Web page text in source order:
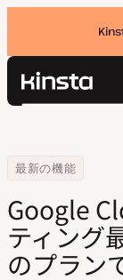
Kinsta®
価格設定
お問い合
検
Home
最新の機能
Google CloudのC2
Google
ティング
のプラン